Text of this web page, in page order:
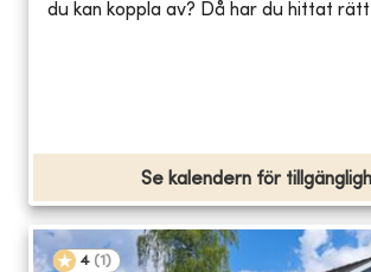
du kan koppla av? Då har du hittat
Se kalendern för
4 (1 )